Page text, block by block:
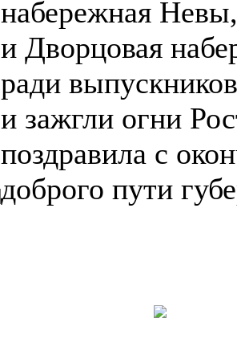
набережная
и Дворцовая
ради
и зажгли огни
поздравила с
доброго пути